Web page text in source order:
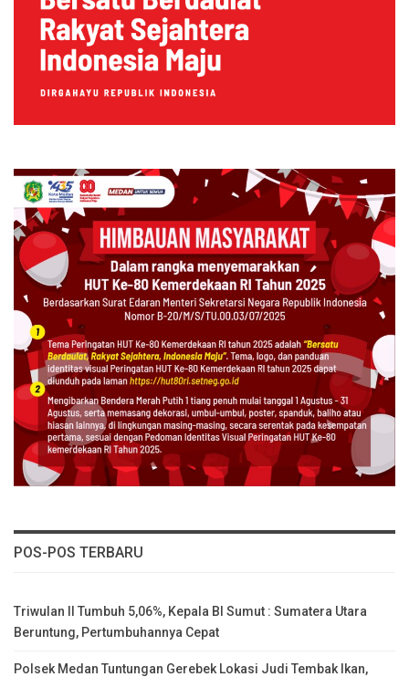
POS-POS TERBARU
Triwulan II Tumbuh 5,06%, Kepala BI Sumut : Sumatera Utara
Beruntung, Pertumbuhannya Cepat
Polsek Medan Tuntungan Gerebek Lokasi Judi Tembak Ikan,